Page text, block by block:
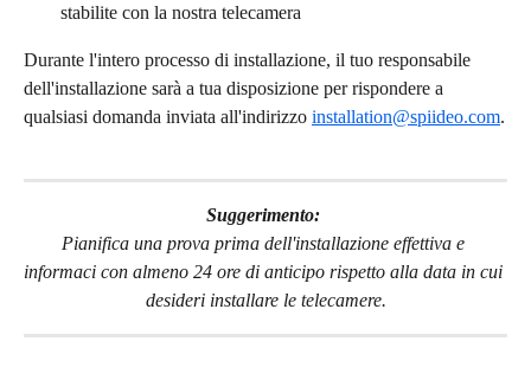
stabilite con la nostra telecamera
Durante l'intero processo di installazione, il tuo responsabile
dell'installazione sarà a tua disposizione per rispondere a
qualsiasi domanda inviata all'indirizzo installation@spiideo.com.
Suggerimento:
Pianifica una prova prima dell'installazione effettiva e
informaci con almeno 24 ore di anticipo rispetto alla data in cui
desideri installare le telecamere.